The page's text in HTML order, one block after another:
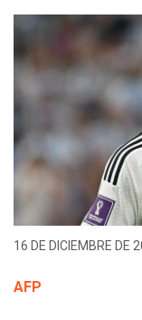
16 DE DICIEMBRE DE
AFP